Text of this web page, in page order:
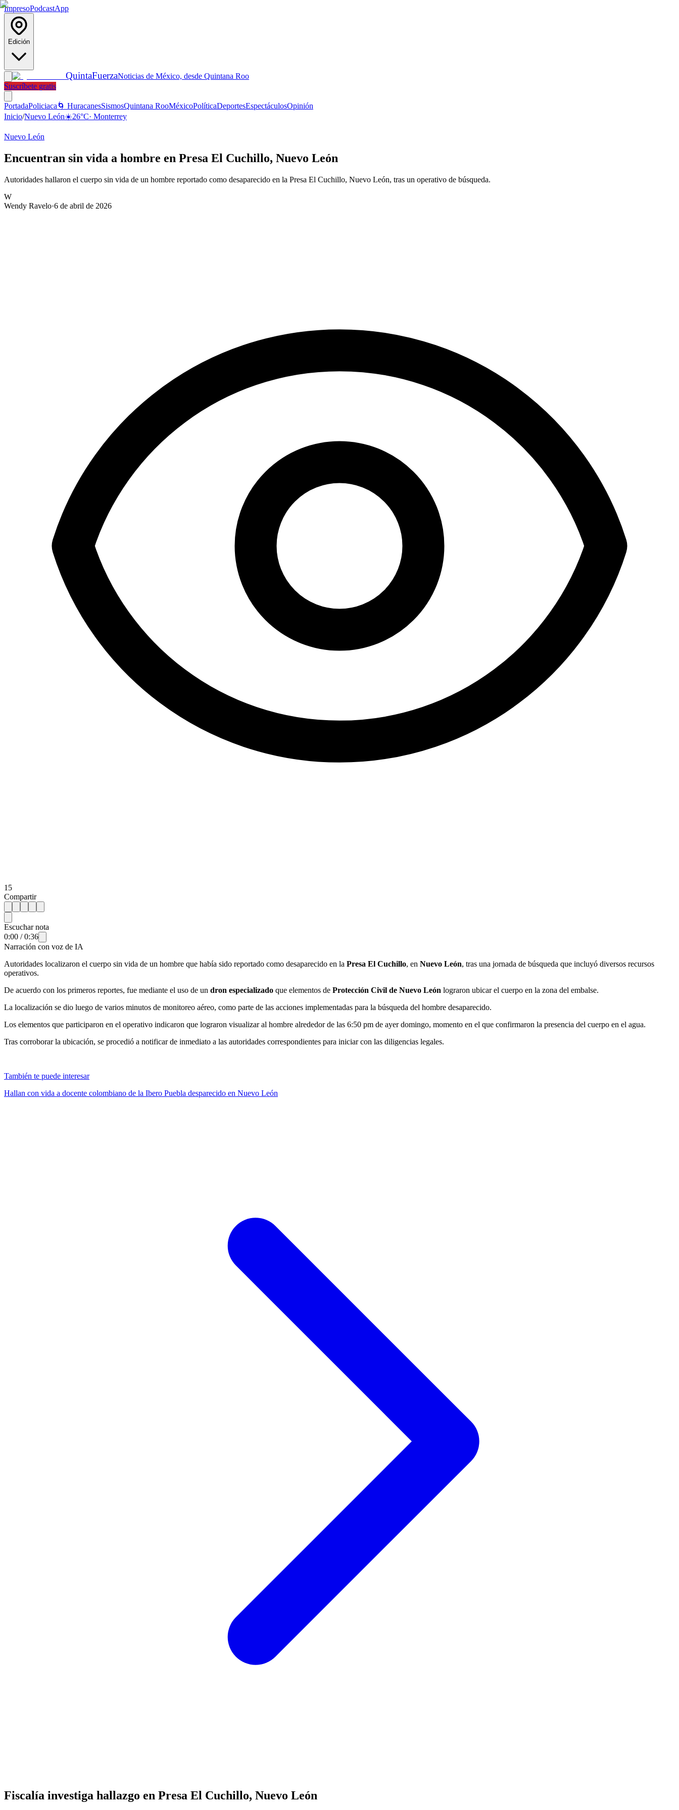
ImpresoPodcastApp
Edición
QuintaFuerzaNoticias de México, desde Quintana Roo
Suscríbete gratis
PortadaPoliciaca 🌀 HuracanesSismosQuintana RooMéxicoPolíticaDeportesEspectáculosOpinión
Inicio/Nuevo León☀️26°C· Monterrey
Nuevo León
Encuentran sin vida a hombre en Presa El Cuchillo, Nuevo León
Autoridades hallaron el cuerpo sin vida de un hombre reportado como desaparecido en la Presa El Cuchillo, Nuevo León, tras un operativo de búsqueda.
W
Wendy Ravelo·6 de abril de 2026
15
Compartir
Escuchar nota
0:00 /0:36
Narración con voz de IA
Autoridades localizaron el cuerpo sin vida de un hombre que había sido reportado como desaparecido en la Presa El Cuchillo, en Nuevo León, tras una jornada de búsqueda que incluyó diversos recursos
operativos.
De acuerdo con los primeros reportes, fue mediante el uso de un dron especializado que elementos de Protección Civil de Nuevo León lograron ubicar el cuerpo en la zona del embalse.
La localización se dio luego de varios minutos de monitoreo aéreo, como parte de las acciones implementadas para la búsqueda del hombre desaparecido.
Los elementos que participaron en el operativo indicaron que lograron visualizar al hombre alrededor de las 6:50 pm de ayer domingo, momento en el que confirmaron la presencia del cuerpo en el agua.
Tras corroborar la ubicación, se procedió a notificar de inmediato a las autoridades correspondientes para iniciar con las diligencias legales.
También te puede interesar
Hallan con vida a docente colombiano de la Ibero Puebla desparecido en Nuevo León
Fiscalía investiga hallazgo en Presa El Cuchillo, Nuevo León